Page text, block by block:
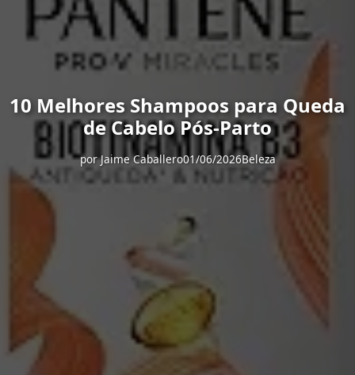
10 Melhores Shampoos para Queda
de Cabelo Pós-Parto
porJaime Caballero01/06/2026Beleza